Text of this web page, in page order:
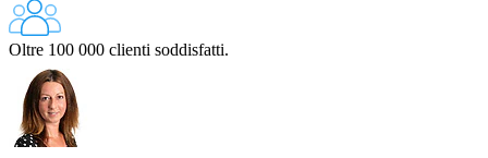
Oltre 100 000 clienti soddisfatti.